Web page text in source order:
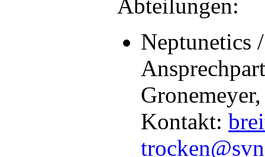
Abteilungen:
Neptunetics
Gronemeyer,
Kontakt: